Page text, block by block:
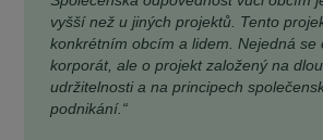
vyšší než u jiných projektů. Tento
konkrétním obcím a lidem. Nejedná se
korporát, ale o projekt založený na
udržitelnosti a na principech
podnikání.“